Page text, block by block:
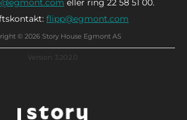
eller ring 22 58 51 00.
flipp@egmont.com
© 2026 Story House Egmont AS
Version: 3.20.2.0